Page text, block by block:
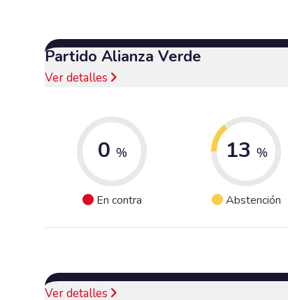
Partido Alianza Verde
Ver detalles
0 %
En contra
13 %
Abstención
Ver detalles